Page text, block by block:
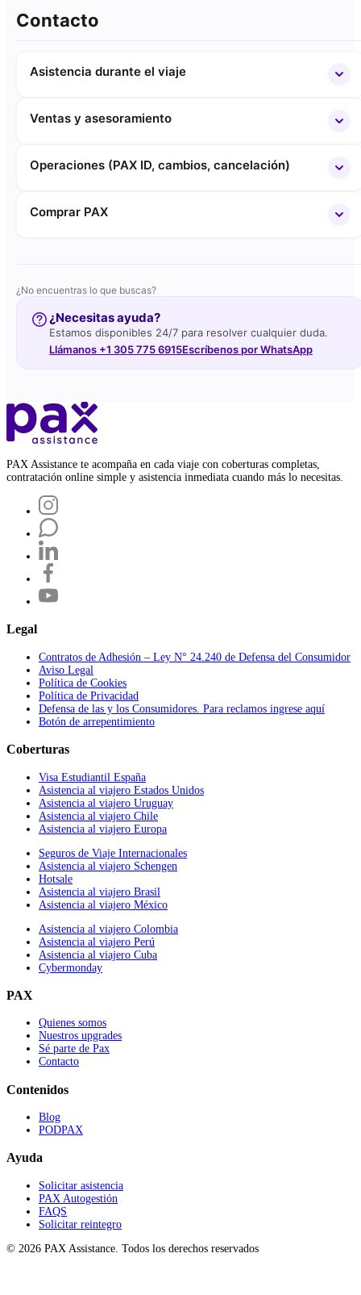
Contacto
Asistencia durante el viaje
Ventas y asesoramiento
Operaciones (PAX ID, cambios, cancelación)
Comprar PAX
¿No encuentras lo que buscas?
¿Necesitas ayuda?
Estamos disponibles 24/7 para resolver cualquier duda.
Llámanos +1 305 775 6915Escríbenos por WhatsApp
PAX Assistance te acompaña en cada viaje con coberturas completas,
contratación online simple y asistencia inmediata cuando más lo necesitas.
Legal
Contratos de Adhesión – Ley N° 24.240 de Defensa del Consumidor
Aviso Legal
Política de Cookies
Política de Privacidad
Defensa de las y los Consumidores. Para reclamos ingrese aquí
Botón de arrepentimiento
Coberturas
Visa Estudiantil España
Asistencia al viajero Estados Unidos
Asistencia al viajero Uruguay
Asistencia al viajero Chile
Asistencia al viajero Europa
Seguros de Viaje Internacionales
Asistencia al viajero Schengen
Hotsale
Asistencia al viajero Brasil
Asistencia al viajero México
Asistencia al viajero Colombia
Asistencia al viajero Perú
Asistencia al viajero Cuba
Cybermonday
PAX
Quienes somos
Nuestros upgrades
Sé parte de Pax
Contacto
Contenidos
Blog
PODPAX
Ayuda
Solicitar asistencia
PAX Autogestión
FAQS
Solicitar reintegro
© 2026 PAX Assistance. Todos los derechos reservados